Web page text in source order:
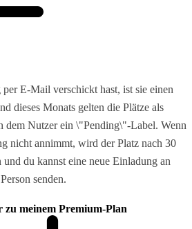
E-Mail verschickt hast, ist sie einen
dieses Monats gelten die Plätze als
dem Nutzer ein \"Pending\"-Label. Wenn
nicht annimmt, wird der Platz nach 30
du kannst eine neue Einladung an
senden.
meinem Premium-Plan